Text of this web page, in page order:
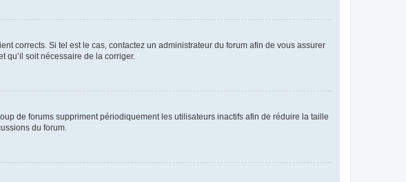
corrects. Si tel est le cas, contactez un administrateur du forum afin de vous assurer
soit nécessaire de la corriger.
de forums suppriment périodiquement les utilisateurs inactifs afin de réduire la taille
du forum.